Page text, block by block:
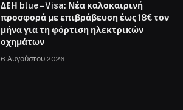
ΔΕΗ blue – Visa: Νέα καλοκαιρινή
προσφορά με επιβράβευση έως 18€ τον
μήνα για τη φόρτιση ηλεκτρικών
οχημάτων
6 Αυγούστου 2026